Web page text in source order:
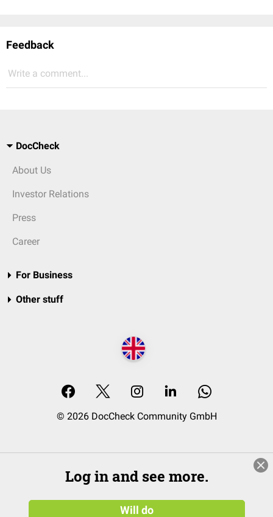
Feedback
Write a comment...
DocCheck
About Us
Investor Relations
Press
Career
For Business
Other stuff
© 2026 DocCheck Community GmbH
Log in and see more.
Will do